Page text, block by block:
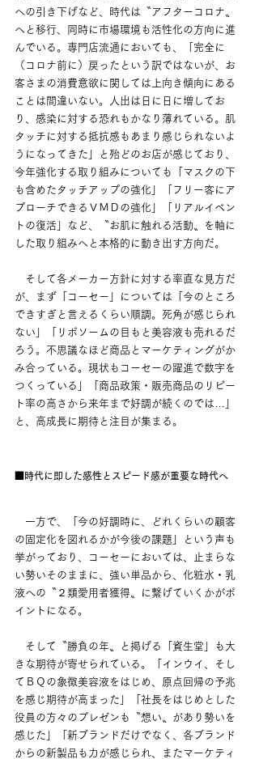
への引き下げなど、時代は〝アフターコロナ〟
へと移行、同時に市場環境も活性化の方向に進
んでいる。専門店流通においても、「完全に
（コロナ前に）戻ったという訳ではないが、お
客さまの消費意欲に関しては上向き傾向にある
ことは間違いない。人出は日に日に増してお
り、感染に対する恐れもかなり薄れている。肌
タッチに対する抵抗感もあまり感じられないよ
うになってきた」と殆どのお店が感じており、
今年強化する取り組みについても「マスクの下
も含めたタッチアップの強化」「フリー客にア
プローチできるＶＭＤの強化」「リアルイベン
トの復活」など、〝お肌に触れる活動〟を軸に
した取り組みへと本格的に動き出す方向だ。
そして各メーカー方針に対する率直な見方だ
が、まず「コーセー」については「今のところ
できすぎと言えるくらい順調。死角が感じられ
ない」「リポソームの目もと美容液も売れるだ
ろう。不思議なほど商品とマーケティングがか
み合っている。現状もコーセーの躍進で数字を
つくっている」「商品政策・販売商品のリピー
ト率の高さから来年まで好調が続くのでは…」
と、高成長に期待と注目が集まる。
■時代に即した感性とスピード感が重要な時代へ
一方で、「今の好調時に、どれくらいの顧客
の固定化を図れるかが今後の課題」という声も
挙がっており、コーセーにおいては、止まらな
い勢いそのままに、強い単品から、化粧水・乳
液への〝２類愛用者獲得〟に繋げていくかがポ
イントになる。
そして〝勝負の年〟と掲げる「資生堂」も大
きな期待が寄せられている。「インウイ、そし
てＢＱの象徴美容液をはじめ、原点回帰の予兆
を感じ期待が高まった」「社長をはじめとした
役員の方々のプレゼンも〝想い〟があり勢いを
感じた」「新ブランドだけでなく、各ブランド
からの新製品も力が感じられ、またマーケティ